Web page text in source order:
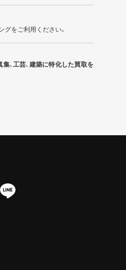
をご利用ください。
、工芸、建築に特化した買取を